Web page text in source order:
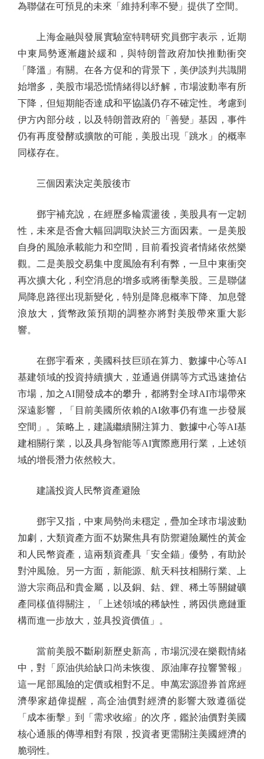
為聯儲在可預見的未來「維持利率不變」提供了空間。
上海金融與發展實驗室特聘研究員鄧宇表示，近期
中東局勢逐漸趨於緩和，與特朗普政府加快推動衝突
「降溫」有關。在各方促和的背景下，美伊談判共識開
始增多，美股市場恐慌情緒得以紓解，市場波動率有所
下降，但短期能否達成和平協議仍存不確定性。考慮到
伊方內部分歧，以及特朗普政府的「善變」基因，事件
仍有再度發酵或擴散的可能，美股出現「跳水」的概率
同樣存在。
三個因素決定美股後市
鄧宇補充說，在經歷多輪震盪後，美股具有一定韌
性，未來是否會大幅回調取決於三方面因素。一是美股
自身的風險承載能力和空間，目前看投資者情緒依然樂
觀。二是美股交易集中度風險有利有弊，一旦中東衝突
再次擴大化，利空消息的增多或將衝擊美股。三是聯儲
局降息路徑出現新變化，特別是降息概率下降、加息聲
浪放大，貨幣政策預期的調整亦將對美股帶來重大影
響。
在鄧宇看來，美國科技巨頭在算力、數據中心等AI
基建領域的投資持續擴大，並通過併購等方式迅速搶佔
市場，加之AI開發成本的攀升，都將對全球AI市場帶來
深遠影響，「目前美國所依賴的AI敘事仍有進一步發展
空間」。策略上，建議繼續關注算力、數據中心等AI基
建相關行業，以及具身智能等AI實際應用行業，上述領
域的增長潛力依然較大。
建議投資人民幣資產避險
鄧宇又指，中東局勢尚未穩定，疊加全球市場波動
加劇，大類資產方面不妨聚焦具有防禦避險屬性的黃金
和人民幣資產，這兩類資產具「安全錨」優勢，有助於
對沖風險。另一方面，新能源、航天科技相關行業、上
游大宗商品和貴金屬，以及銅、鈷、鋰、稀土等關鍵礦
產同樣值得關注，「上述領域的稀缺性，將因供應鏈重
構而進一步放大，並具投資價值」。
當前美股不斷刷新歷史新高，市場沉浸在樂觀情緒
中，對「原油供給缺口尚未恢復、原油庫存拉響警報」
這一尾部風險的定價或相對不足。申萬宏源證券首席經
濟學家趙偉提醒，高企油價對經濟的影響大致遵循從
「成本衝擊」到「需求收縮」的次序，鑑於油價對美國
核心通脹的傳導相對有限，投資者更需關注美國經濟的
脆弱性。